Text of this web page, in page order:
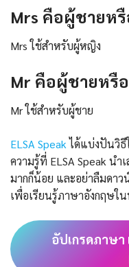
Mrs คือผู้ชายห
Mrs ใช้สำหรับผู้หญิง
Mr คือผู้ชายหรื
Mr ใช้สำหรับผู้ชาย
ELSA Speakได้แบ่งปันวิธี
ความรู้ที่ ELSA Speak น
มากก็น้อย และอย่าลืมดาว
เพื่อเรียนรู้ภาษาอังกฤษใ
อัปเกรดภาษา